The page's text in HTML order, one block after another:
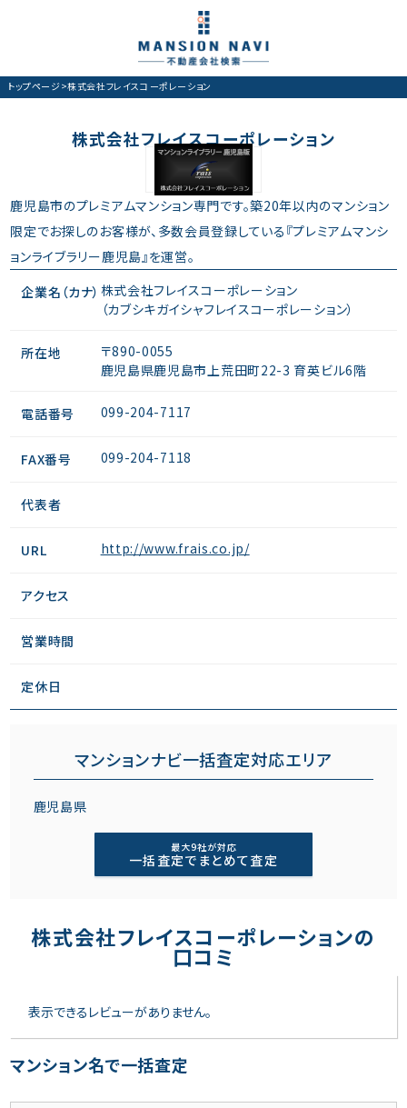
トップページ>株式会社フレイスコーポレーション
株式会社フレイスコーポレーション
鹿児島市のプレミアムマンション専門です。築20年以内のマンション
限定でお探しのお客様が、多数会員登録している『プレミアムマンシ
ョンライブラリー鹿児島』を運営。
企業名（カナ） 株式会社フレイスコーポレーション
（カブシキガイシャフレイスコーポレーション）
所在地
〒890-0055
鹿児島県鹿児島市上荒田町22-3 育英ビル6階
電話番号 099-204-7117
FAX番号 099-204-7118
代表者
URL http://www.frais.co.jp/
アクセス
営業時間
定休日
マンションナビ一括査定対応エリア
鹿児島県
最大9社が対応
一括査定でまとめて査定
株式会社フレイスコーポレーションの
口コミ
表示できるレビューがありません。
マンション名で一括査定